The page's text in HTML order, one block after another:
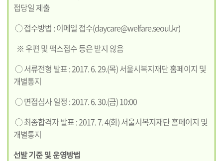
접당일 제출
○ 접수방법 : 이메일 접수(daycare@welfare.seoul.kr)
※ 우편 및 팩스접수 등은 받지 않음
○ 서류전형 발표 : 2017. 6. 29.(목) 서울시복지재단 홈페이지 및
개별통지
○ 면접심사 일정 : 2017. 6. 30.(금) 10:00
○ 최종합격자 발표 : 2017. 7. 4(화) 서울시복지재단 홈페이지 및
개별통지
선발 기준 및 운영방법